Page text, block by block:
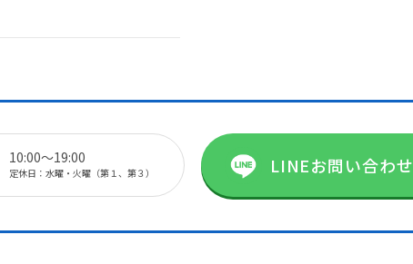
10:00～19:00
定休日：水曜・火曜（第１、第３） LINEお問い合わせ